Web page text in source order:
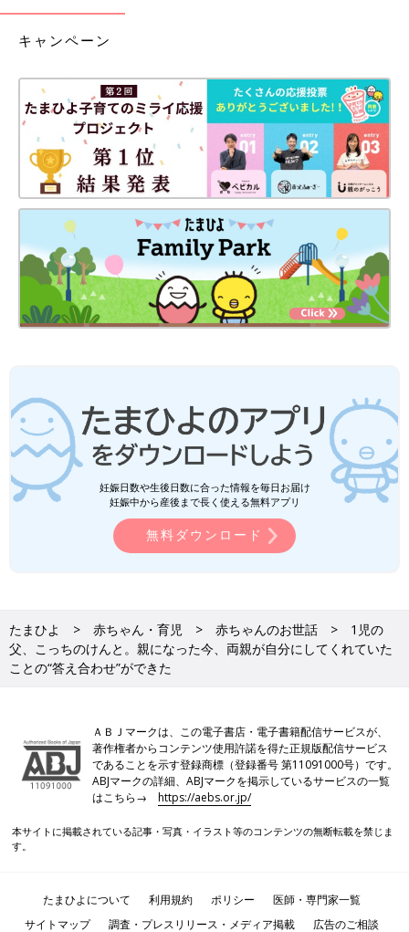
キャンペーン
妊娠日数や生後日数に合った情報を毎日お届け
妊娠中から産後まで長く使える無料アプリ
無料ダウンロード
たまひよ 赤ちゃん・育児 赤ちゃんのお世話
1児の
父、こっちのけんと。親になった今、両親が自分にしてくれていた
ことの“答え合わせ”ができた
ＡＢＪマークは、この電子書店・電子書籍配信サービスが、
著作権者からコンテンツ使用許諾を得た正規版配信サービス
であることを示す登録商標（登録番号 第11091000号）です。
ABJマークの詳細、ABJマークを掲示しているサービスの一覧
はこちら→https://aebs.or.jp/
本サイトに掲載されている記事・写真・イラスト等のコンテンツの無断転載を禁じま
す。
たまひよについて 利用規約 ポリシー
医師・専門家一覧
サイトマップ
調査・プレスリリース・メディア掲載 広告のご相談